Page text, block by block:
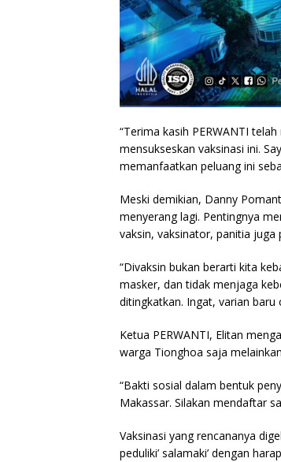
“Terima kasih PERWANTI
mensukseskan vaksinasi ini.
memanfaatkan peluang ini
Meski demikian, Danny
menyerang lagi. Pentingnya
vaksin, vaksinator, panitia juga
“Divaksin bukan berarti kita
masker, dan tidak menjaga
ditingkatkan. Ingat, varian baru
Ketua PERWANTI, Elitan
warga Tionghoa saja
“Bakti sosial dalam bentuk
Makassar. Silakan mendaftar
Vaksinasi yang rencananya
peduliki’ salamaki’ dengan